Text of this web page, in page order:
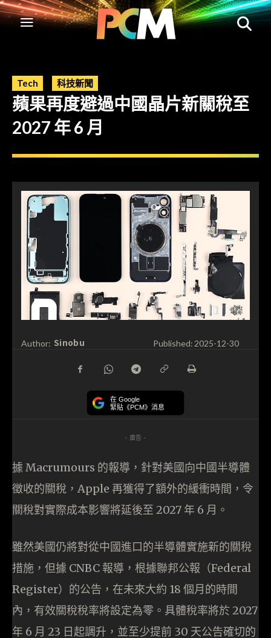
Tech 科技新聞
蘋果再度避過中國晶片新關稅至
2027 年 6 月
Author: Sinobu Published: 2025-12-30
在 Google
緊貼《PCM》消息
- 廣告 -
據 Macrumours 的報導，針對美國向中國半導體
徵收的關稅，Apple 再獲得了額外的緩衝時間，令
關稅對實際成本影響將延後至 2027 年 6 月。
雖然美國仍將對從中國進口的半導體實施新的關稅
措施，但據 CNBC 報導，根據聯邦公報（Federal
Register）的公告，在未來大約 18 個月的時間
內，有效關稅稅率將設定為零。具體稅率將於 2027
年 6 月 23 日起調升，並至少提前 30 天公告確切的